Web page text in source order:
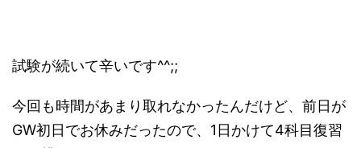
試験が続いて辛いです^^;;
今回も時間があまり取れなかったんだけど、前日が
GW初日でお休みだったので、1日かけて4科目復習